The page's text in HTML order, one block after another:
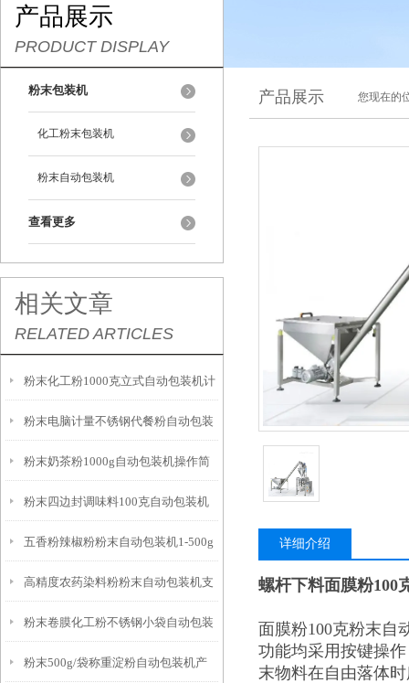
产品展示
PRODUCT DISPLAY
粉末包装机
化工粉末包装机
粉末自动包装机
查看更多
相关文章
RELATED ARTICLES
粉末化工粉1000克立式自动包装机计
量精准
粉末电脑计量不锈钢代餐粉自动包装
机厂家
粉末奶茶粉1000g自动包装机操作简
单
粉末四边封调味料100克自动包装机
操作简单
五香粉辣椒粉粉末自动包装机1-500g
工厂生产
高精度农药染料粉粉末自动包装机支
持定制
粉末卷膜化工粉不锈钢小袋自动包装
机参数
粉末500g/袋称重淀粉自动包装机产
产品展示 您现在的
详细介绍
螺杆下料面膜粉100
面膜粉100克粉末自
功能均采用按键操
末物料在自由落体